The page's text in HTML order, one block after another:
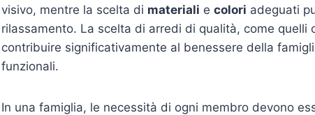
visivo, mentre la scelta di materiali e colori adeguati
rilassamento. La scelta di arredi di qualità, come quelli
contribuire significativamente al benessere della
funzionali.
In una famiglia, le necessità di ogni membro devono